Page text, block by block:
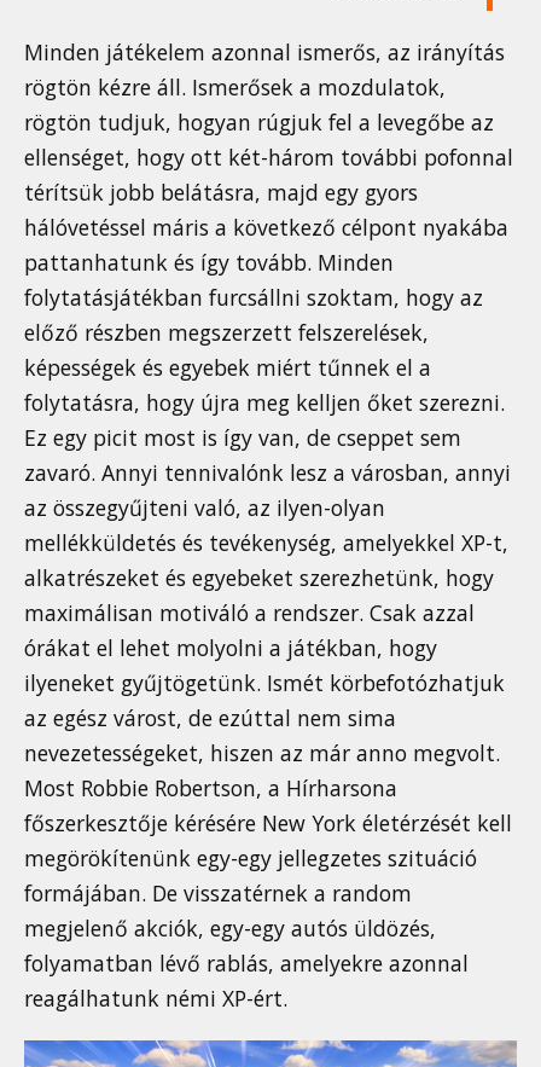
Minden játékelem azonnal ismerős, az irányítás
rögtön kézre áll. Ismerősek a mozdulatok,
rögtön tudjuk, hogyan rúgjuk fel a levegőbe az
ellenséget, hogy ott két-három további pofonnal
térítsük jobb belátásra, majd egy gyors
hálóvetéssel máris a következő célpont nyakába
pattanhatunk és így tovább. Minden
folytatásjátékban furcsállni szoktam, hogy az
előző részben megszerzett felszerelések,
képességek és egyebek miért tűnnek el a
folytatásra, hogy újra meg kelljen őket szerezni.
Ez egy picit most is így van, de cseppet sem
zavaró. Annyi tennivalónk lesz a városban, annyi
az összegyűjteni való, az ilyen-olyan
mellékküldetés és tevékenység, amelyekkel XP-t,
alkatrészeket és egyebeket szerezhetünk, hogy
maximálisan motiváló a rendszer. Csak azzal
órákat el lehet molyolni a játékban, hogy
ilyeneket gyűjtögetünk. Ismét körbefotózhatjuk
az egész várost, de ezúttal nem sima
nevezetességeket, hiszen az már anno megvolt.
Most Robbie Robertson, a Hírharsona
főszerkesztője kérésére New York életérzését kell
megörökítenünk egy-egy jellegzetes szituáció
formájában. De visszatérnek a random
megjelenő akciók, egy-egy autós üldözés,
folyamatban lévő rablás, amelyekre azonnal
reagálhatunk némi XP-ért.